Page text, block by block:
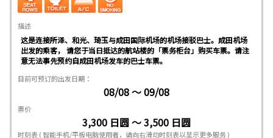
描述
这是连接所泽、和光、琦玉与成田国际机场的机场接驳巴士。成田机场
出发的乘客， 请您于当日抵达的航站楼的「票务柜台」购买车票。请注
意无法事先预约自成田机场发车的巴士车票。
目前可预订的出发日期：
08/08 ～ 09/08
票价
3,300 日圆 ～ 3,500 日圆
时刻表( 智能手机/平板电脑使用者，请向右滑动时刻表以显示更多服务 )